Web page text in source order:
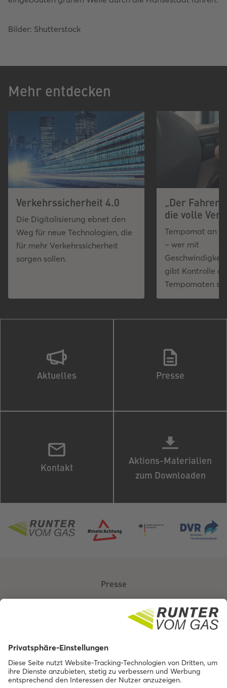
Bilder: Shutterstock
Mehr entdecken
Verkehrssicherheit 4.0
Die Digitalisierung ebnet den
Weg für neue Technologien, die
für mehr Verkehrssicherheit
sorgen sollen.
„Der
die volle
Tempomat an
– wer mit
gibt Kontrolle
Tempomaten
Aktuelles Presse
Kontakt
Aktions-Materialien
zum Downloaden
Presse
Barrierefreiheit